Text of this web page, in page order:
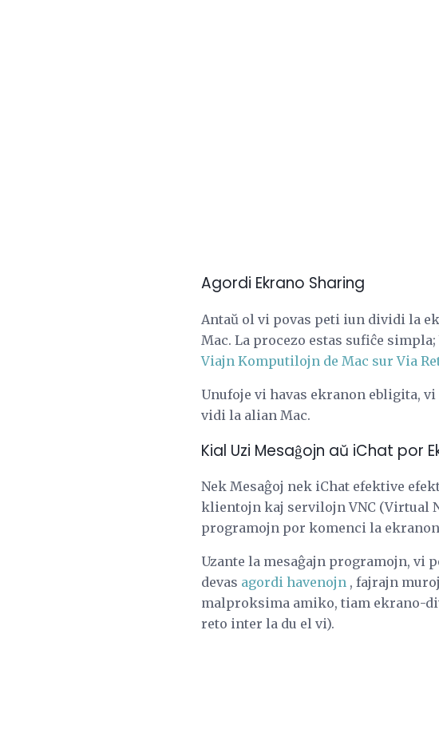
Agordi Ekrano Sharing
Antaŭ ol vi povas peti iun dividi la
Mac. La procezo estas sufiĉe
Viajn Komputilojn de Mac sur Via
Unufoje vi havas ekranon ebligita,
vidi la alian Mac.
Kial Uzi Mesaĝojn aŭ iChat por
Nek Mesaĝoj nek iChat efektive
klientojn kaj servilojn VNC (Virtual
programojn por komenci la
Uzante la mesaĝajn programojn, vi
devas agordi havenojn , fajrajn
malproksima amiko, tiam ekrano-
reto inter la du el vi).